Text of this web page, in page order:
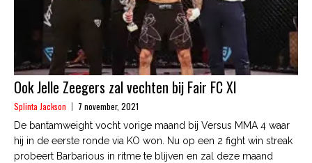
Ook Jelle Zeegers zal vechten bij Fair FC XI
Splinta Jackson 7 november, 2021
De bantamweight vocht vorige maand bij Versus MMA 4 waar
hij in de eerste ronde via KO won. Nu op een 2 fight win streak
probeert Barbarious in ritme te blijven en zal deze maand